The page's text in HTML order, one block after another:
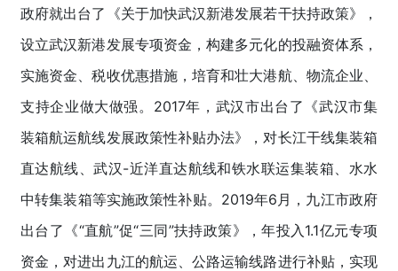
政府就出台了《关于加快武汉新港发展若干扶持政策》，
设立武汉新港发展专项资金，构建多元化的投融资体系，
实施资金、税收优惠措施，培育和壮大港航、物流企业、
支持企业做大做强。2017年，武汉市出台了《武汉市集
装箱航运航线发展政策性补贴办法》，对长江干线集装箱
直达航线、武汉-近洋直达航线和铁水联运集装箱、水水
中转集装箱等实施政策性补贴。2019年6月，九江市政府
出台了《“直航”促“三同”扶持政策》，年投入1.1亿元专项
资金，对进出九江的航运、公路运输线路进行补贴，实现